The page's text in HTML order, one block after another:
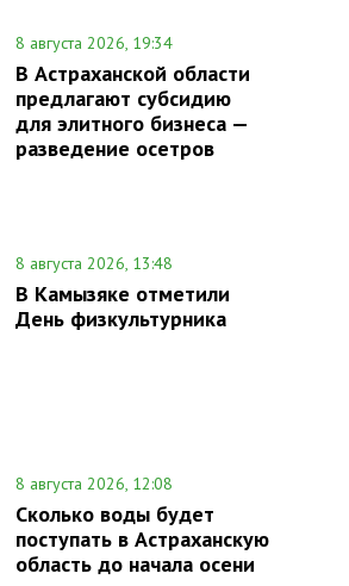
8 августа 2026, 19:34
В Астраханской области
предлагают субсидию
для элитного бизнеса —
разведение осетров
8 августа 2026, 13:48
В Камызяке отметили
День физкультурника
8 августа 2026, 12:08
Сколько воды будет
поступать в Астраханскую
область до начала осени